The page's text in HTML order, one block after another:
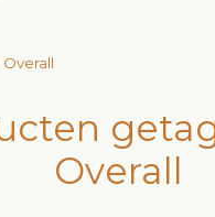
Overall
Overall